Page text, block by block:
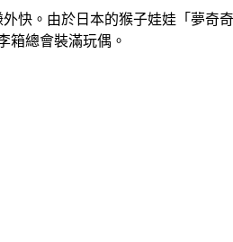
快。由於日本的猴子娃娃「夢奇
箱總會裝滿玩偶。